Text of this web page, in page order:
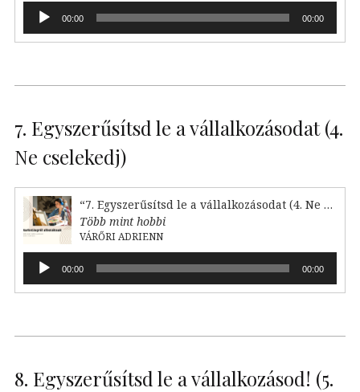
Audió
lejátszó00:00 00:00
7. Egyszerűsítsd le a vállalkozásodat (4.
Ne cselekedj)
“7. Egyszerűsítsd le a vállalkozásodat (4. Ne cselekedj)”
Több mint hobbi
VÁRŐRI ADRIENN
Audió
lejátszó00:00 00:00
8. Egyszerűsítsd le a vállalkozásod! (5.